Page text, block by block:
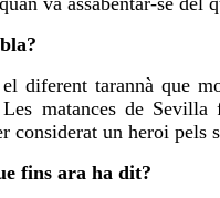
diferent tarannà que
matances de
considerat un heroi pels
fins ara ha dit?